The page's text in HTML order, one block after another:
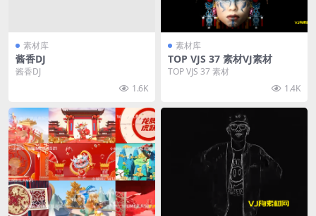
素材库
酱香DJ
酱香DJ
1.6K
素材库
TOP VJS 37 素材VJ素材
TOP VJS 37 素材
1.4K